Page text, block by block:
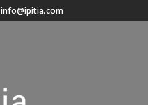
info@ipitia.com